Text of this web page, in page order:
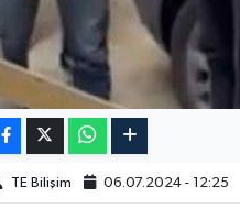
TE Bilişim 06.07.2024 - 12:25